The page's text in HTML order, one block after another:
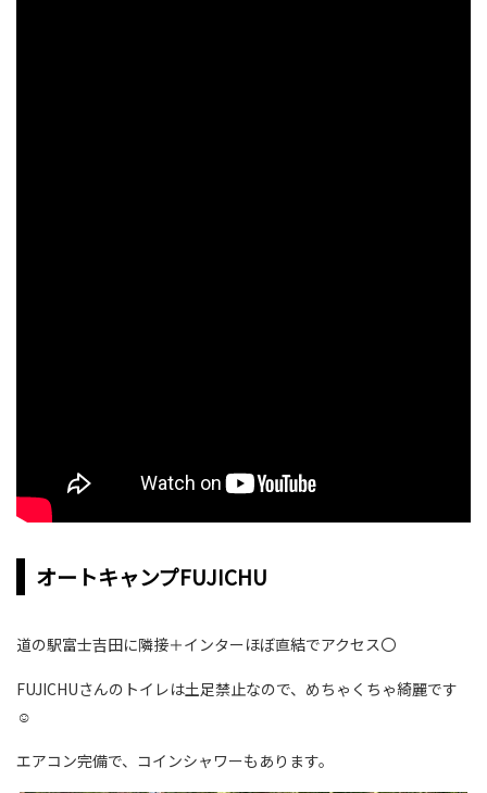
オートキャンプFUJICHU
道の駅富士吉田に隣接＋インターほぼ直結でアクセス〇
FUJICHUさんのトイレは土足禁止なので、めちゃくちゃ綺麗です
☺
エアコン完備で、コインシャワーもあります。